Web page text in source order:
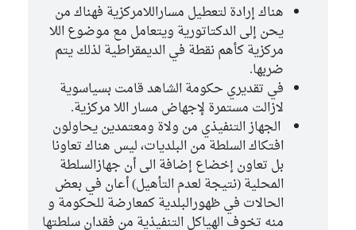
هناك إرادة لتعطيل مساراللامركزية فهناك من
يحن إلى الدكتاتورية ويتعامل مع موضوع اللا
مركزية كأهم نقطة في الديمقراطية لذلك يتم
ضربها.
في تقديري حكومة الشاهد قامت بسياسوية
لازالت مستمرة لإجهاض مسار اللا مركزية.
الجهاز التنفيذي من ولاة ومعتمدين يحاولون
افتكاك السلطة من البلديات، ليس هناك تعاونا
بل تعاون إخضاع إضافة الى أن جهازالسلطة
المحلية (نتيجة لعدم التأهيل) أعان في بعض
الحالات في ظهورالبلدية كمعارضة للحكومة و
منه تخوف الهياكل التنفيذية من فقدان سلطتها